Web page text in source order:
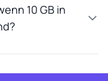
10 GB in